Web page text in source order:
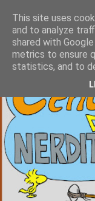
This site uses
and to analyze
shared with
metrics to ensure
statistics, and to